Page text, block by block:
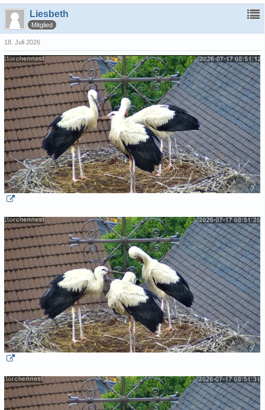
Liesbeth
Mitglied
18. Juli 2026